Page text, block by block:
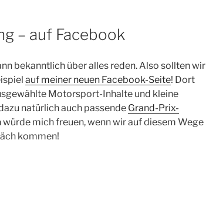
– auf Facebook
bekanntlich über alles reden. Also sollten wir
auf meiner neuen Facebook-Seite! Dort
Motorsport-Inhalte und kleine
natürlich auch passende Grand-Prix-
würde mich freuen, wenn wir auf diesem Wege
kommen!